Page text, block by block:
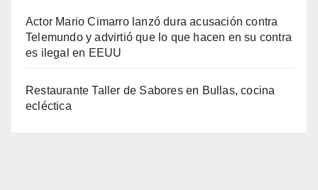
Actor Mario Cimarro lanzó dura acusación contra
Telemundo y advirtió que lo que hacen en su contra
es ilegal en EEUU
Restaurante Taller de Sabores en Bullas, cocina
ecléctica